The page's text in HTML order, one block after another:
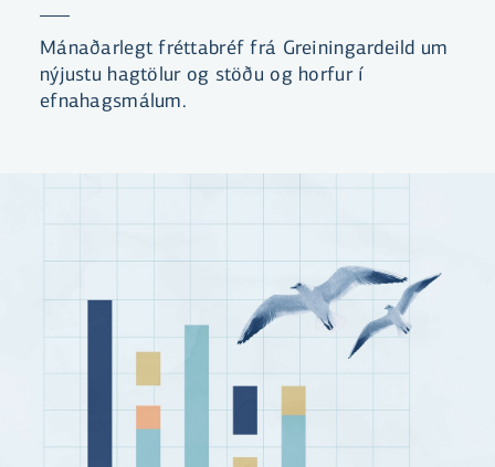
Mánaðarlegt fréttabréf frá Greiningardeild um
nýjustu hagtölur og stöðu og horfur í
efnahagsmálum.